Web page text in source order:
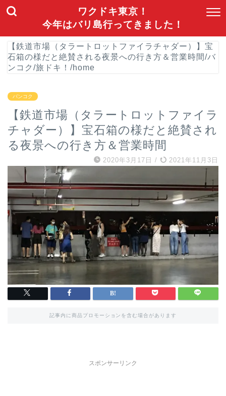
ワクドキ東京！
今年はバリ島行ってきました！
【鉄道市場（タラートロットファイラチャダー）】宝
石箱の様だと絶賛される夜景への行き方＆営業時間/バ
ンコク /旅ドキ！ /home
バンコク
【鉄道市場（タラートロットファイラ
チャダー）】宝石箱の様だと絶賛され
る夜景への行き方＆営業時間
2020年3月17日 / 2021年11月3日
記事内に商品プロモーションを含む場合があります
スポンサーリンク